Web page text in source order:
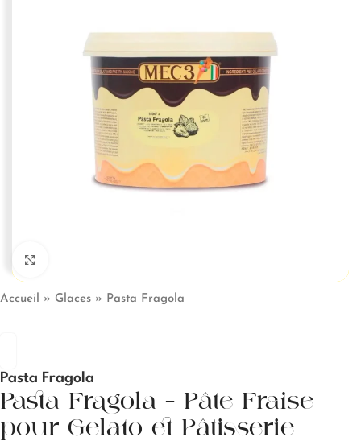
Accueil » Glaces » Pasta Fragola
Pasta Fragola
Pasta Fragola – Pâte Fraise
pour Gelato et Pâtisserie